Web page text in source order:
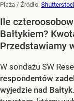
Plaża / Źródło:
Ile
Bałtykiem?
Przedstawiamy
W sondażu SW
respondentów
wyjedzie nad Bałtyk